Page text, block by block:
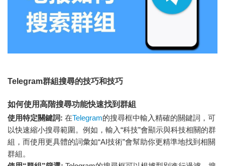
Telegram群組搜尋的技巧和技巧
如何使用高階搜尋功能快速找到群組
使用特定關鍵詞: 在Telegram的搜尋框中輸入精確的關鍵詞，可
以快速縮小搜尋範圍。例如，輸入“科技”會顯示與科技相關的群
組，而使用更具體的詞彙如“AI技術”會幫助你更精準地找到相關
群組。